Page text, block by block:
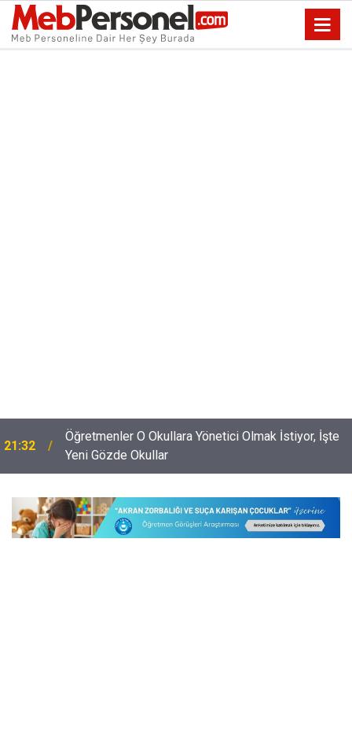
21:32
Öğretmenler O Okullara Yönetici Olmak İstiyor, İşte
Yeni Gözde Okullar